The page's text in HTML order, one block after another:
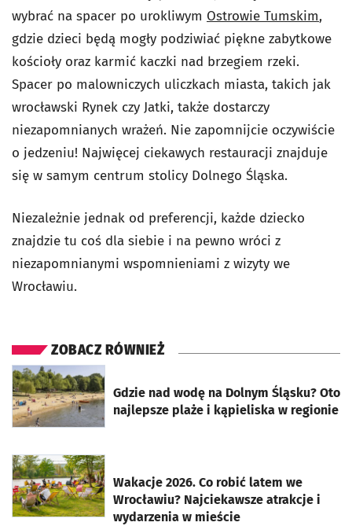
wybrać na spacer po urokliwym Ostrowie Tumskim,
gdzie dzieci będą mogły podziwiać piękne zabytkowe
kościoły oraz karmić kaczki nad brzegiem rzeki.
Spacer po malowniczych uliczkach miasta, takich jak
wrocławski Rynek czy Jatki, także dostarczy
niezapomnianych wrażeń. Nie zapomnijcie oczywiście
o jedzeniu! Najwięcej ciekawych restauracji znajduje
się w samym centrum stolicy Dolnego Śląska.
Niezależnie jednak od preferencji, każde dziecko
znajdzie tu coś dla siebie i na pewno wróci z
niezapomnianymi wspomnieniami z wizyty we
Wrocławiu.
ZOBACZ RÓWNIEŻ
Gdzie nad wodę na Dolnym Śląsku? Oto
najlepsze plaże i kąpieliska w regionie
otworzy się w nowej karcie
Wakacje 2026. Co robić latem we
Wrocławiu? Najciekawsze atrakcje i
wydarzenia w mieście
otworzy się w nowej karcie